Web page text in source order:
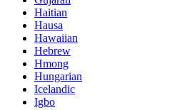
Haitian
Hausa
Hawaiian
Hebrew
Hmong
Hungarian
Icelandic
Igbo